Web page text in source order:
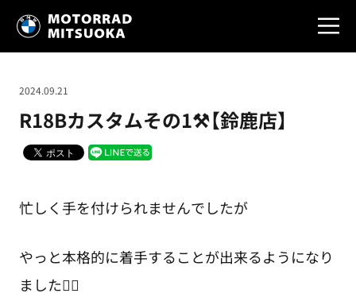
R18Bカスタムその1⚒️【鈴鹿店】
2024.09.21
忙しく手を付けられませんでしたが
やっと本格的に着手することが出来るようになり
ました✌🏻